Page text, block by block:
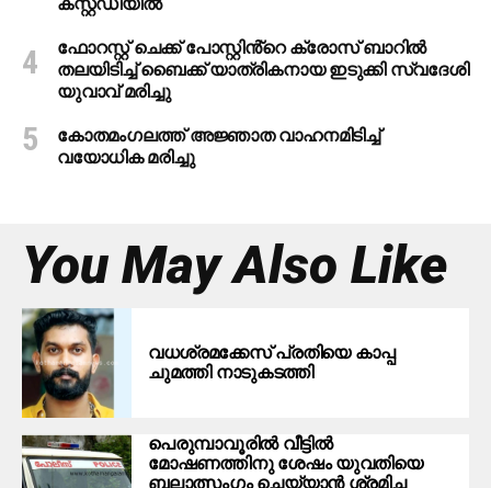
ഫോറസ്റ്റ് ചെക്ക് പോസ്റ്റിൻ്റെ ക്രോസ് ബാറില്‍
തലയിടിച്ച് ബൈക്ക് യാത്രികനായ ഇടുക്കി സ്വദേശി
യുവാവ് മരിച്ചു
കോതമംഗലത്ത് അജ്ഞാത വാഹനമിടിച്ച്
വയോധിക മരിച്ചു
You May Also Like
വധശ്രമക്കേസ് പ്രതിയെ കാപ്പ
ചുമത്തി നാടുകടത്തി
പെരുമ്പാവൂരില്‍ വീട്ടില്‍
മോഷണത്തിനു ശേഷം യുവതിയെ
ബലാത്സംഗം ചെയ്യാന്‍ ശ്രമിച്ച